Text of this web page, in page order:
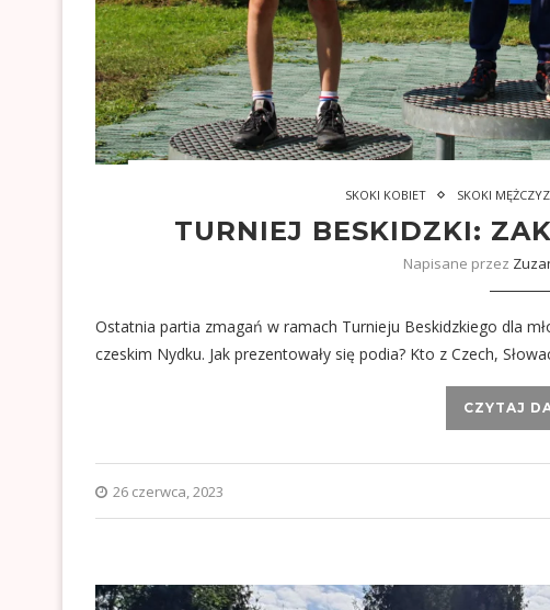
SKOKI KOBIET SKOKI
TURNIEJ BESKIDZKI:
Napisane przez
Ostatnia partia zmagań w ramach Turnieju Beskidzkiego dla
czeskim Nydku. Jak prezentowały się podia? Kto z Czech,
CZYTAJ
26 czerwca, 2023